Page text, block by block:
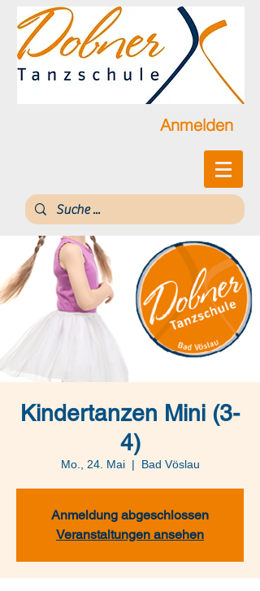
Anmelden
Kindertanzen Mini (3-
4)
Mo., 24. Mai
  |
Bad Vöslau
Anmeldung abgeschlossen
Veranstaltungen ansehen